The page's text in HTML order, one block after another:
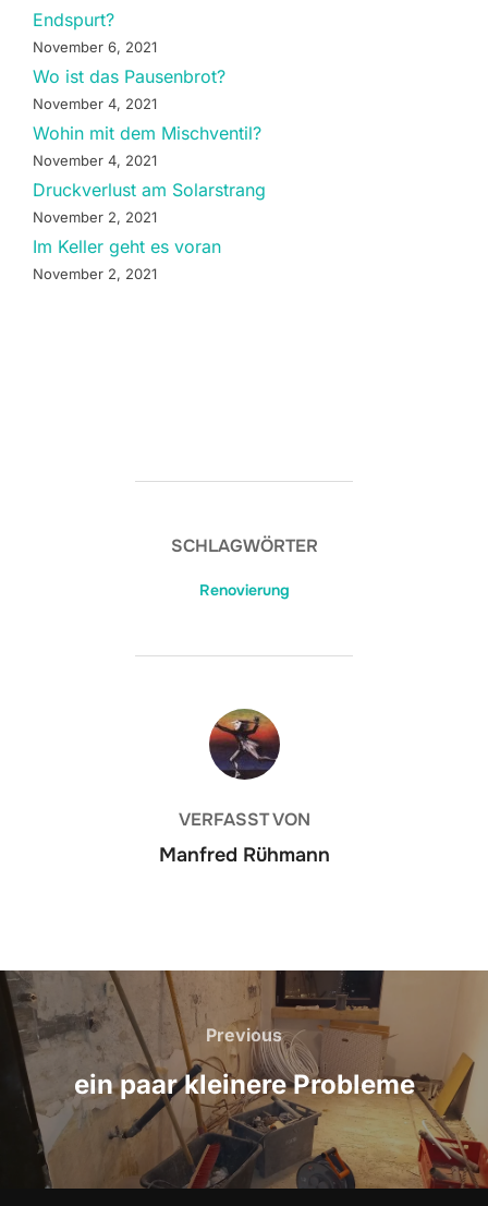
Endspurt?
November 6, 2021
Wo ist das Pausenbrot?
November 4, 2021
Wohin mit dem Mischventil?
November 4, 2021
Druckverlust am Solarstrang
November 2, 2021
Im Keller geht es voran
November 2, 2021
SCHLAGWÖRTER
Renovierung
BEITRAGSAUTOR
VERFASST VON
Manfred Rühmann
Beitragsnavigation
Previous
Previous
ein paar kleinere Probleme